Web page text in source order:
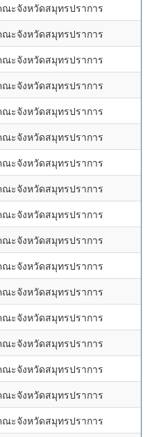
ณะจังหวัดสมุทรปราการ
ณะจังหวัดสมุทรปราการ
ณะจังหวัดสมุทรปราการ
ณะจังหวัดสมุทรปราการ
ณะจังหวัดสมุทรปราการ
ณะจังหวัดสมุทรปราการ
ณะจังหวัดสมุทรปราการ
ณะจังหวัดสมุทรปราการ
ณะจังหวัดสมุทรปราการ
ณะจังหวัดสมุทรปราการ
ณะจังหวัดสมุทรปราการ
ณะจังหวัดสมุทรปราการ
ณะจังหวัดสมุทรปราการ
ณะจังหวัดสมุทรปราการ
ณะจังหวัดสมุทรปราการ
ณะจังหวัดสมุทรปราการ
ณะจังหวัดสมุทรปราการ